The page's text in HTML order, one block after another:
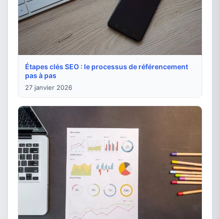
Étapes clés SEO : le processus de référencement
pas à pas
27 janvier 2026